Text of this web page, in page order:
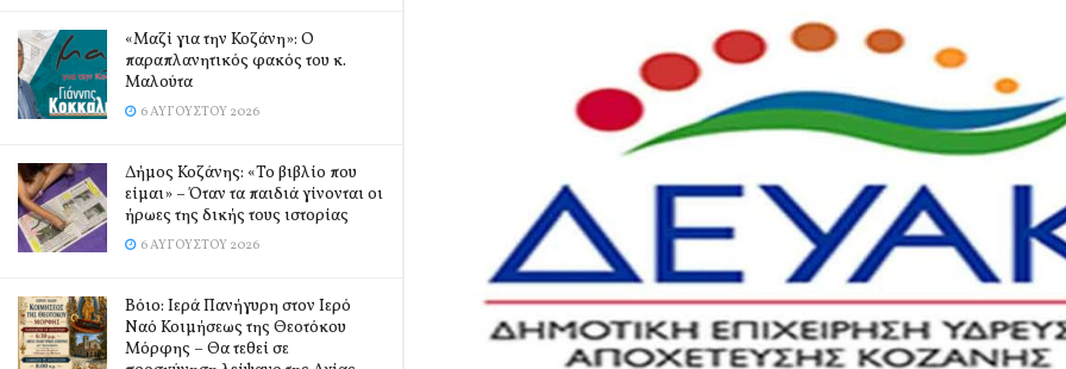
«Μαζί για την Κοζάνη»: Ο
παραπλανητικός φακός του κ.
Μαλούτα
6 ΑΥΓΟΎΣΤΟΥ 2026
Δήμος Κοζάνης: «Το βιβλίο που
είμαι» – Όταν τα παιδιά γίνονται οι
ήρωες της δικής τους ιστορίας
6 ΑΥΓΟΎΣΤΟΥ 2026
Βόιο: Ιερά Πανήγυρη στον Ιερό
Ναό Κοιμήσεως της Θεοτόκου
Μόρφης – Θα τεθεί σε